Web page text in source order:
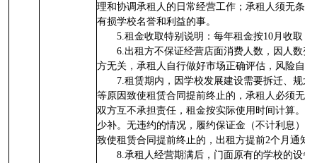
理和协调承租人的日常经营工作；承租人须无条
有损学校名誉和利益的事。
5.租金收取特别说明：每年租金按10月收取
6.出租方不保证经营店面消费人数，因人数
方无关，承租人自行做好市场正确评估，风险自负
7.租赁期内，因学校发展建设需要拆迁、规
等原因致使租赁合同提前终止的，承租人必须无
双方互不承担责任，租金按实际使用时间计算。
少补。无违约的情况，履约保证金（不计利息）
致使租赁合同提前终止的，出租方提前2个月通知
8.承租人经营期满后，门面原有的学校的设